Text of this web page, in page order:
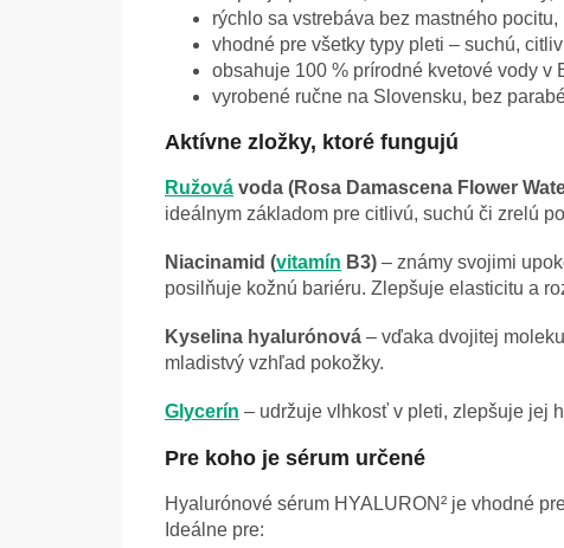
rýchlo sa vstrebáva bez mastného pocitu,
vhodné pre všetky typy pleti – suchú,
obsahuje 100 % prírodné kvetové vody v
vyrobené ručne na Slovensku, bez
Aktívne zložky, ktoré fungujú
Ružová voda (Rosa Damascena Flower
ideálnym základom pre citlivú, suchú či zrelú
Niacinamid (vitamín B3) – známy svojimi
posilňuje kožnú bariéru. Zlepšuje elasticitu a
Kyselina hyalurónová – vďaka dvojitej
mladistvý vzhľad pokožky.
Glycerín – udržuje vlhkosť v pleti, zlepšuje jej
Pre koho je sérum určené
Hyalurónové sérum HYALURON² je vhodné
Ideálne pre: